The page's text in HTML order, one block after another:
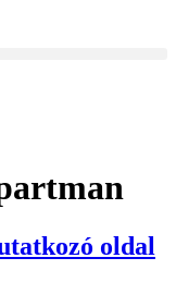
oldal